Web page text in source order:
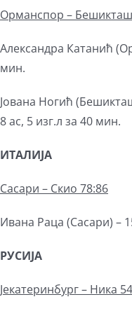
Орманспор –
Александра Катанић
мин.
Јована Ногић
8 ас, 5 изг.л за 40 мин.
ИТАЛИЈА
Сасари – Скио 78:86
Ивана Раца (Сасари) –
РУСИЈА
Јекатеринбург – Ника